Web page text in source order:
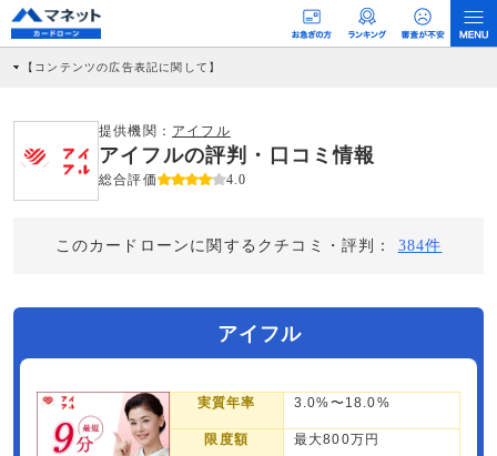
【コンテンツの広告表記に関して】
社に対して企業から紹介報酬が支払われるという収益モデルです。 ただし、特定の
商品を根拠なくPRするものではなく、当編集部の調査／ユーザーへの口コミ収集な
どに基づき、公平性を担保した情報提供を行っています。
>提携企業一覧
提供機関： アイフル
アイフルの評判・口コミ情報
総合評価 4.0
このカードローンに関するクチコミ・評判： 384件
アイフル
実質年率 3.0%〜18.0%
限度額 最大800万円